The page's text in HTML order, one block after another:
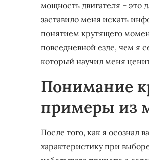
мощность двигателя – это
заставило меня искать
понятием крутящего
повседневной езде, чем я
который научил меня
Понимание
примеры из
После того, как я осознал
характеристику при